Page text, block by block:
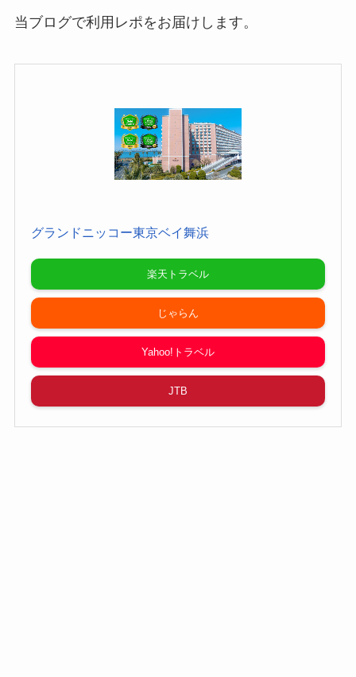
当ブログで利用レポをお届けします。
グランドニッコー東京ベイ舞浜
楽天トラベル
じゃらん
Yahoo!トラベル
JTB